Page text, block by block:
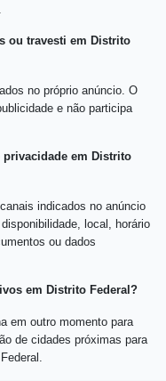
ou travesti em Distrito
no próprio anúncio. O
e não participa
em Distrito
indicados no anúncio
local, horário
ou dados
em Distrito Federal?
em outro momento para
de cidades próximas para